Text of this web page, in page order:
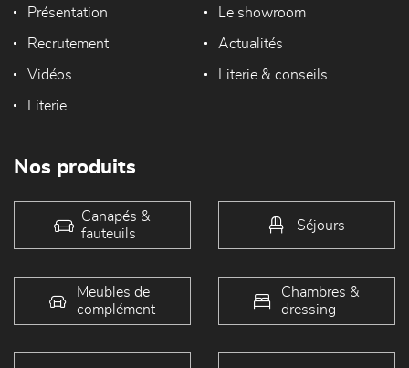
Présentation Le showroom
Recrutement Actualités
Vidéos Literie & conseils
Literie
Nos produits
Canapés &
fauteuils
Séjours
Meubles de
complément
Chambres &
dressing